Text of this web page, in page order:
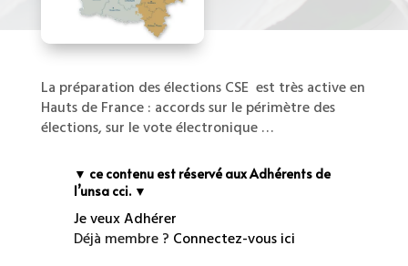
La préparation des élections CSE est très active en
Hauts de France : accords sur le périmètre des
élections, sur le vote électronique …
▼ ce contenu est réservé aux Adhérents de
l’unsa cci. ▼
Je veux Adhérer
Déjà membre ? Connectez-vous ici